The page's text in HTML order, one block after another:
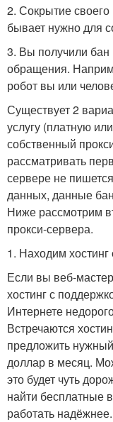
2. Сокрытие
бывает нужно для
3. Вы получили бан
обращения.
робот вы или
Существует 2
услугу (платную
собственный
рассматривать
сервере не
данных, данные
Ниже рассмотрим
прокси-сервера.
1. Находим
Если вы веб-
хостинг с
Интернете
Встречаются
предложить
доллар в месяц.
это будет чуть
найти бесплатные
работать надёжнее.